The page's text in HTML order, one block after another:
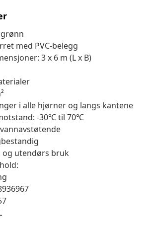
med PVC-belegg
3 x 6 m (L x B)
i alle hjørner og langs kantene
-30℃ til 70℃
og utendørs bruk